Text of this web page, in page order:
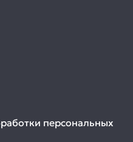
персональных